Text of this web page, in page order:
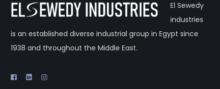
El Sewedy
industries
is an established diverse industrial group in Egypt since
1938 and throughout the Middle East.